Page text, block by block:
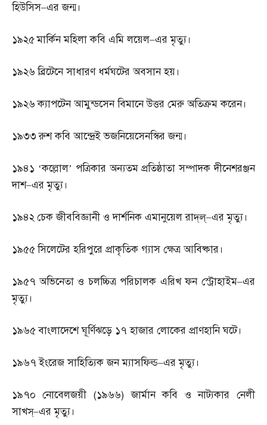
হিউসিস–এর জন্ম।
১৯২৫মার্কিন মহিলা কবি এমি লয়েল–এর মৃত্যু।
১৯২৬ ব্রিটেনে সাধারণ ধর্মঘটের অবসান হয়।
১৯২৬ ক্যাপটেন আমুন্ডসেন বিমানে উত্তর মেরু অতিক্রম করেন।
১৯৩৩ রুশ কবি আন্দ্রেই ভজনিয়েসেনস্কির জন্ম।
১৯৪১ ‘কল্লোল’ পত্রিকার অন্যতম প্রতিষ্ঠাতা সম্পাদক দীনেশরঞ্জন
দাশ–এর মৃত্যু।
১৯৪২চেক জীববিজ্ঞানী ও দার্শনিক এমানুয়েল রাদ্‌ল্‌–এর মৃত্যু।
১৯৫৫সিলেটের হরিপুরে প্রাকৃতিক গ্যাস ক্ষেত্র আবিষ্কার।
১৯৫৭ অভিনেতা ও চলচ্চিত্র পরিচালক এরিখ ফন স্ট্রোহাইম–এর
মৃত্যু।
১৯৬৫বাংলাদেশে ঘূর্ণিঝড়ে ১৭ হাজার লোকের প্রাণহানি ঘটে।
১৯৬৭ ইংরেজ সাহিত্যিক জন ম্যাসফিল্ড–এর মৃত্যু।
১৯৭০ নোবেলজয়ী (১৯৬৬)জার্মান কবি ও নাট্যকার নেলী
সাখস্‌–এর মৃত্যু।